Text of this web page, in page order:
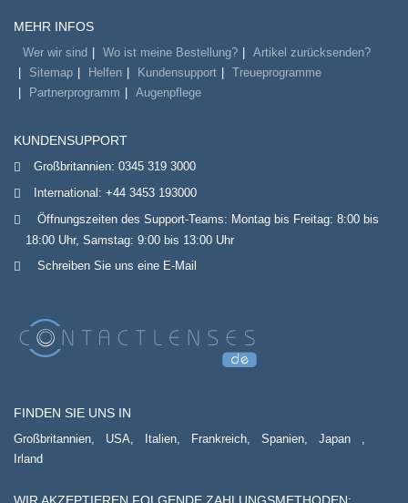
MEHR INFOS
Wer wir sind Wo ist meine Bestellung?
Artikel zurücksenden?
Sitemap
Helfen Kundensupport
Treueprogramme
Partnerprogramm
Augenpflege
KUNDENSUPPORT
Großbritannien: 0345 319 3000
International: +44 3453 193000
Öffnungszeiten des Support-Teams: Montag bis Freitag: 8:00 bis
18:00 Uhr, Samstag: 9:00 bis 13:00 Uhr
Schreiben Sie uns eine E-Mail
FINDEN SIE UNS IN
Großbritannien, USA, Italien, Frankreich, Spanien, Japan
,
Irland